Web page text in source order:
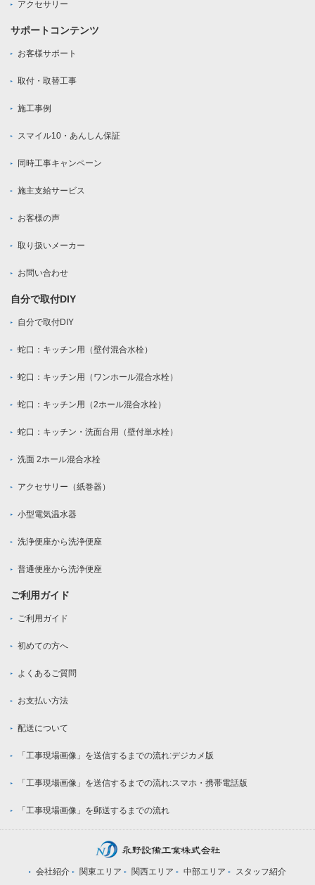
アクセサリー
サポートコンテンツ
お客様サポート
取付・取替工事
施工事例
スマイル10・あんしん保証
同時工事キャンペーン
施主支給サービス
お客様の声
取り扱いメーカー
お問い合わせ
自分で取付DIY
自分で取付DIY
蛇口：キッチン用（壁付混合水栓）
蛇口：キッチン用（ワンホール混合水栓）
蛇口：キッチン用（2ホール混合水栓）
蛇口：キッチン・洗面台用（壁付単水栓）
洗面 2ホール混合水栓
アクセサリー（紙巻器）
小型電気温水器
洗浄便座から洗浄便座
普通便座から洗浄便座
ご利用ガイド
ご利用ガイド
初めての方へ
よくあるご質問
お支払い方法
配送について
「工事現場画像」を送信するまでの流れ:デジカメ版
「工事現場画像」を送信するまでの流れ:スマホ・携帯電話版
「工事現場画像」を郵送するまでの流れ
会社紹介 関東エリア 関西エリア 中部エリア スタッフ紹介